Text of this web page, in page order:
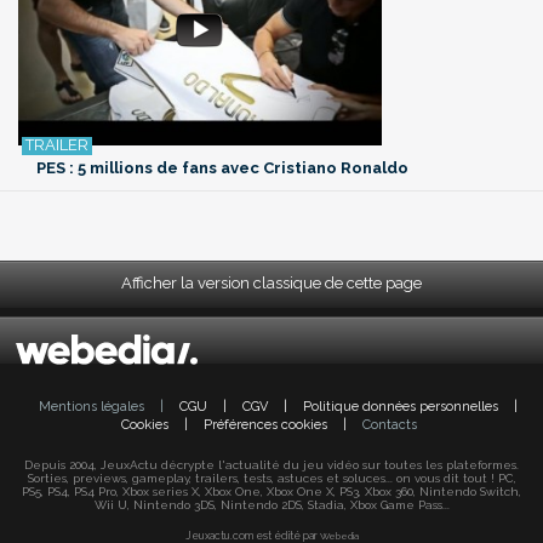
PES : 5 millions de fans avec Cristiano Ronaldo
Afficher la version classique de cette page
Mentions légales CGU CGV Politique données personnelles
Cookies
Préférences cookies Contacts
Depuis 2004, JeuxActu décrypte l'actualité du jeu vidéo sur toutes les plateformes.
Sorties, previews, gameplay, trailers, tests, astuces et soluces... on vous dit tout ! PC,
PS5, PS4, PS4 Pro, Xbox series X, Xbox One, Xbox One X, PS3, Xbox 360, Nintendo Switch,
Wii U, Nintendo 3DS, Nintendo 2DS, Stadia, Xbox Game Pass...
Jeuxactu.com est édité par Webedia